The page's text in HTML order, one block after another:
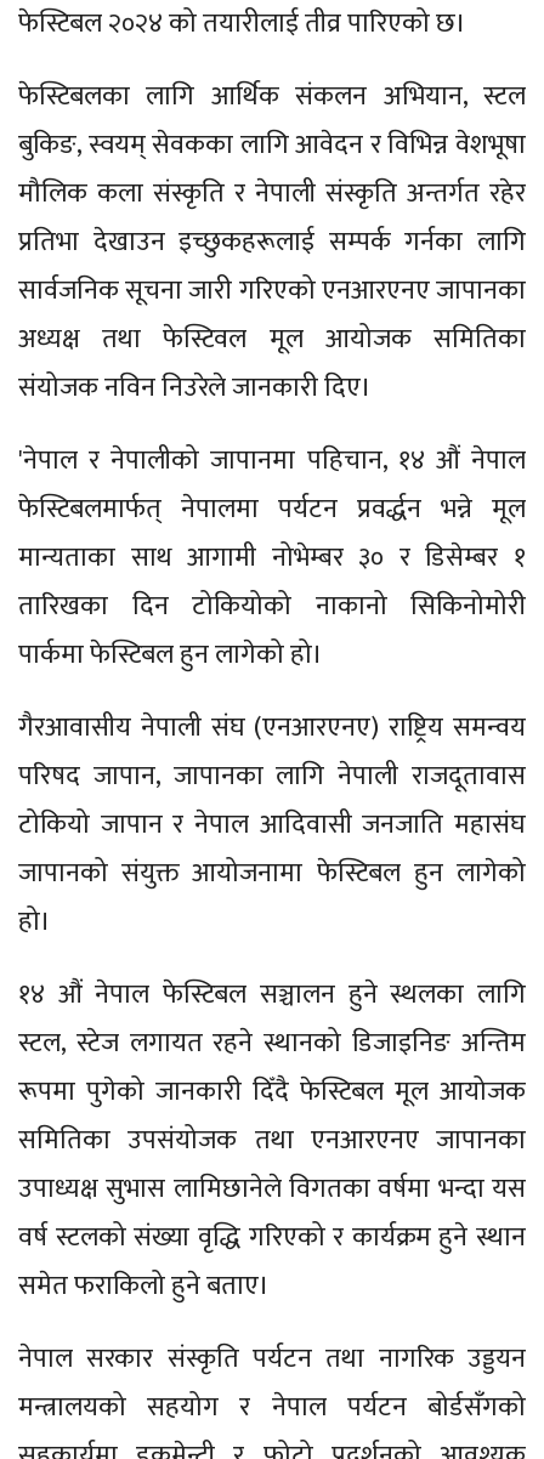
फेस्टिबल २०२४ को तयारीलाई तीव्र पारिएको छ।
फेस्टिबलका लागि आर्थिक संकलन अभियान, स्टल
बुकिङ, स्वयम् सेवकका लागि आवेदन र विभिन्न वेशभूषा
मौलिक कला संस्कृति र नेपाली संस्कृति अन्तर्गत रहेर
प्रतिभा देखाउन इच्छुकहरूलाई सम्पर्क गर्नका लागि
सार्वजनिक सूचना जारी गरिएको एनआरएनए जापानका
अध्यक्ष तथा फेस्टिवल मूल आयोजक समितिका
संयोजक नविन निउरेले जानकारी दिए।
'नेपाल र नेपालीको जापानमा पहिचान, १४ औं नेपाल
फेस्टिबलमार्फत् नेपालमा पर्यटन प्रवर्द्धन भन्ने मूल
मान्यताका साथ आगामी नोभेम्बर ३० र डिसेम्बर १
तारिखका दिन टोकियोको नाकानो सिकिनोमोरी
पार्कमा फेस्टिबल हुन लागेको हो।
गैरआवासीय नेपाली संघ (एनआरएनए) राष्ट्रिय समन्वय
परिषद जापान, जापानका लागि नेपाली राजदूतावास
टोकियो जापान र नेपाल आदिवासी जनजाति महासंघ
जापानको संयुक्त आयोजनामा फेस्टिबल हुन लागेको
हो।
१४ औं नेपाल फेस्टिबल सञ्चालन हुने स्थलका लागि
स्टल, स्टेज लगायत रहने स्थानको डिजाइनिङ अन्तिम
रूपमा पुगेको जानकारी दिँदै फेस्टिबल मूल आयोजक
समितिका उपसंयोजक तथा एनआरएनए जापानका
उपाध्यक्ष सुभास लामिछानेले विगतका वर्षमा भन्दा यस
वर्ष स्टलको संख्या वृद्धि गरिएको र कार्यक्रम हुने स्थान
समेत फराकिलो हुने बताए।
नेपाल सरकार संस्कृति पर्यटन तथा नागरिक उड्डयन
मन्त्रालयको सहयोग र नेपाल पर्यटन बोर्डसँगको